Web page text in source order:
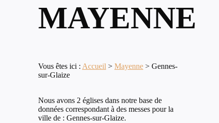
MAYENNE
Vous êtes ici : Accueil > Mayenne > Gennes-
sur-Glaize
Nous avons 2 églises dans notre base de
données correspondant à des messes pour la
ville de : Gennes-sur-Glaize.